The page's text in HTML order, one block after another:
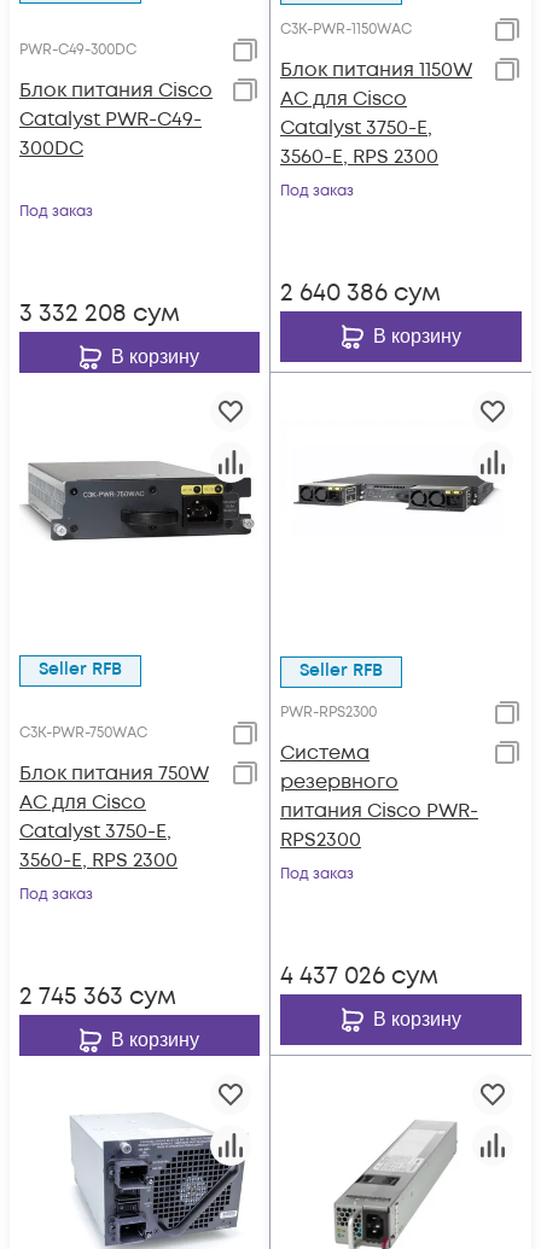
PWR-C49-300DC
Блок питания Cisco
Catalyst PWR-C49-
300DC
Под заказ
3 332 208 сум
В корзину
C3K-PWR-1150WAC
Блок питания 1150W
AC для Cisco
Catalyst 3750-E,
3560-E, RPS 2300
Под заказ
2 640 386 сум
В корзину
Seller RFB
C3K-PWR-750WAC
Блок питания 750W
AC для Cisco
Catalyst 3750-E,
3560-E, RPS 2300
Под заказ
2 745 363 сум
В корзину
Seller RFB
PWR-RPS2300
Система
резервного
питания Cisco PWR-
RPS2300
Под заказ
4 437 026 сум
В корзину